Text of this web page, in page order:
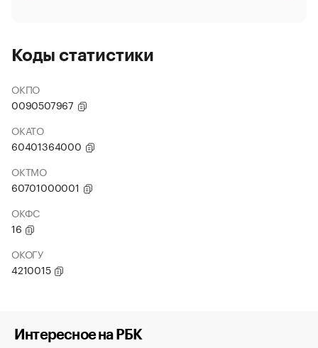
Коды статистики
ОКПО
0090507967
ОКАТО
60401364000
ОКТМО
60701000001
ОКФС
16
ОКОГУ
4210015
Интересное на РБК